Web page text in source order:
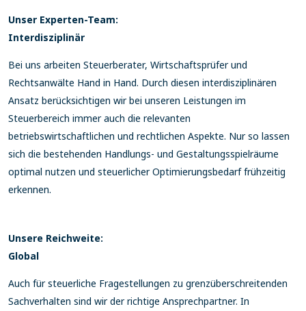
Unser Experten-Team:
Interdisziplinär
Bei uns arbeiten Steuerberater, Wirtschaftsprüfer und
Rechtsanwälte Hand in Hand. Durch diesen interdisziplinären
Ansatz berücksichtigen wir bei unseren Leistungen im
Steuerbereich immer auch die relevanten
betriebswirtschaftlichen und rechtlichen Aspekte. Nur so lassen
sich die bestehenden Handlungs- und Gestaltungsspielräume
optimal nutzen und steuerlicher Optimierungsbedarf frühzeitig
erkennen.
Unsere Reichweite:
Global
Auch für steuerliche Fragestellungen zu grenzüberschreitenden
Sachverhalten sind wir der richtige Ansprechpartner. In